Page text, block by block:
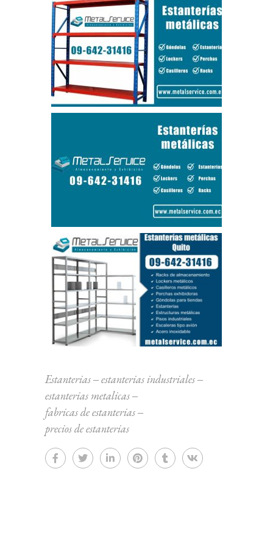
Estanterias‒estanterias industriales‒
estanterias metalicas‒
fabricas de estanterias‒
precios de estanterias